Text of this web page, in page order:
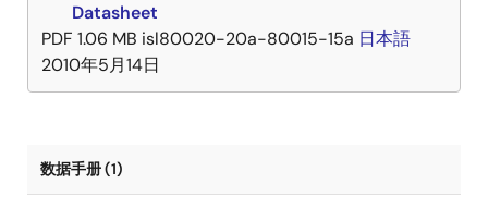
Datasheet
PDF 1.06 MB isl80020-20a-80015-15a 日本語
2010年5月14日
数据手册 (1)